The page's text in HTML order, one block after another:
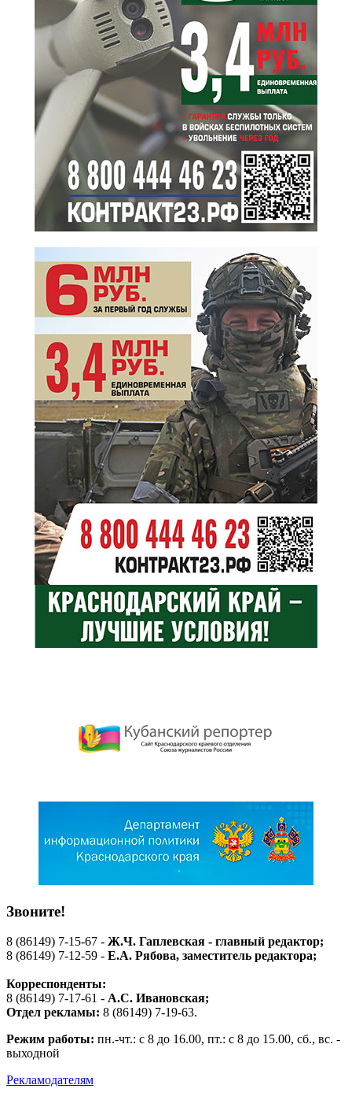
Звоните!
8 (86149) 7-15-67 - Ж.Ч. Гаплевская - главный редактор;
8 (86149) 7-12-59 - Е.А. Рябова, заместитель редактора;
Корреспонденты:
8 (86149) 7-17-61 - А.С. Ивановская;
Отдел рекламы: 8 (86149) 7-19-63.
Режим работы: пн.-чт.: с 8 до 16.00, пт.: с 8 до 15.00, сб., вс. -
выходной
Рекламодателям